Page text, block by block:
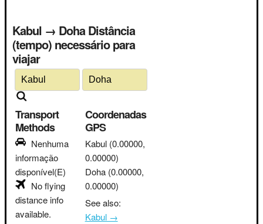
Kabul → Doha Distância
(tempo) necessário para
viajar
Transport
Methods
Nenhuma
informação
disponível(E)
No flying
distance info
available.
Coordenadas
GPS
Kabul (0.00000,
0.00000)
Doha (0.00000,
0.00000)
See also:
Kabul →